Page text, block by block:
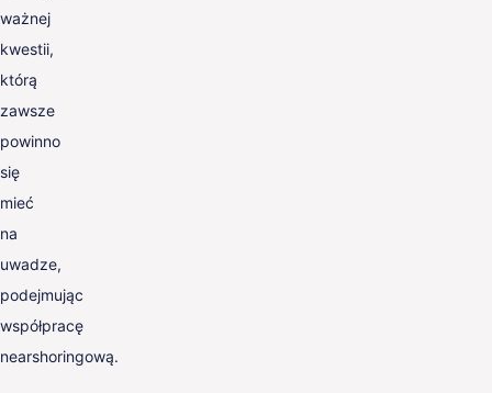
ważnej
kwestii,
którą
zawsze
powinno
się
mieć
na
uwadze,
podejmując
współpracę
nearshoringową.